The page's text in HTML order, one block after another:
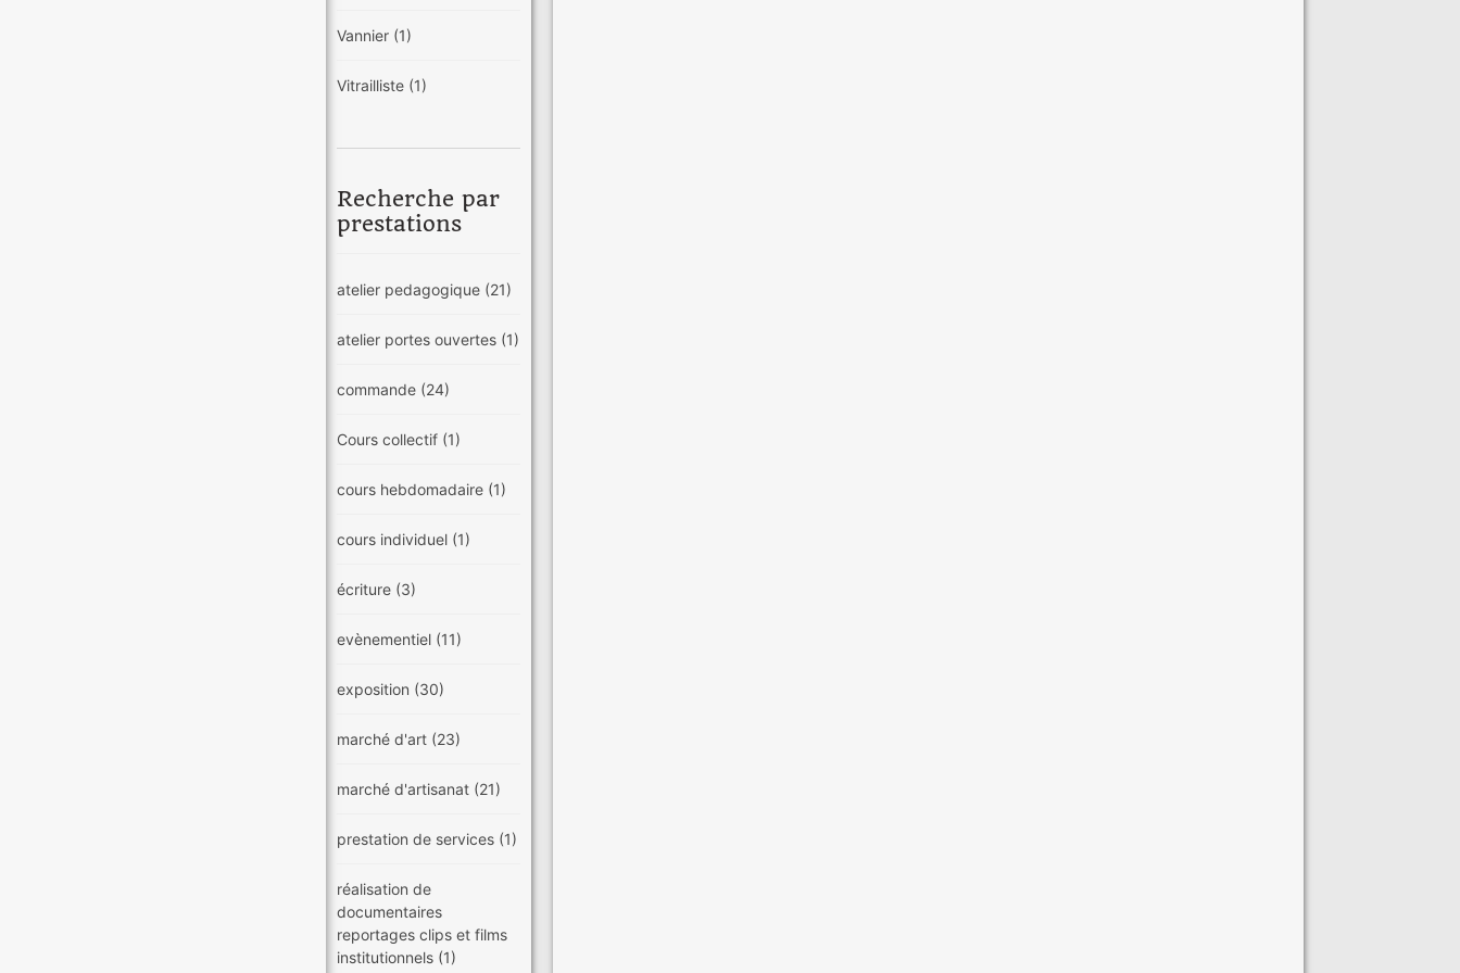
Vannier (1)
Vitrailliste (1)
Recherche par
prestations
atelier pedagogique (21)
atelier portes ouvertes (1)
commande (24)
Cours collectif (1)
cours hebdomadaire (1)
cours individuel (1)
écriture (3)
evènementiel (11)
exposition (30)
marché d'art (23)
marché d'artisanat (21)
prestation de services (1)
réalisation de
documentaires
reportages clips et films
institutionnels (1)